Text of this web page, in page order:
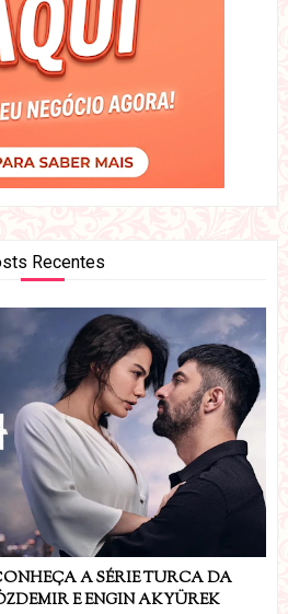
Recentes
A SÉRIE TURCA DA
E ENGIN AKYÜREK